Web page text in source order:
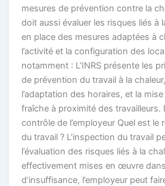
mesures de prévention contre la
doit aussi évaluer les risques liés à
en place des mesures adaptées à
l’activité et la configuration des
notamment : L’INRS présente les
de prévention du travail à la
l’adaptation des horaires, et la
fraîche à proximité des travailleurs.
contrôle de l’employeur Quel est le
du travail ? L’inspection du travail
l’évaluation des risques liés à la
effectivement mises en œuvre dans
d’insuffisance, l’employeur peut